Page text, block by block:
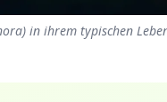
in ihrem typischen